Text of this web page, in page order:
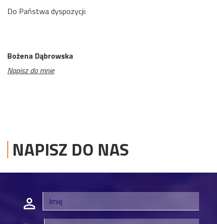
Do Państwa dyspozycji:
Bożena Dąbrowska
Napisz do mnie
NAPISZ DO NAS